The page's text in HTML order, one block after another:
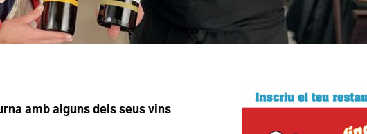
amb alguns dels seus vins